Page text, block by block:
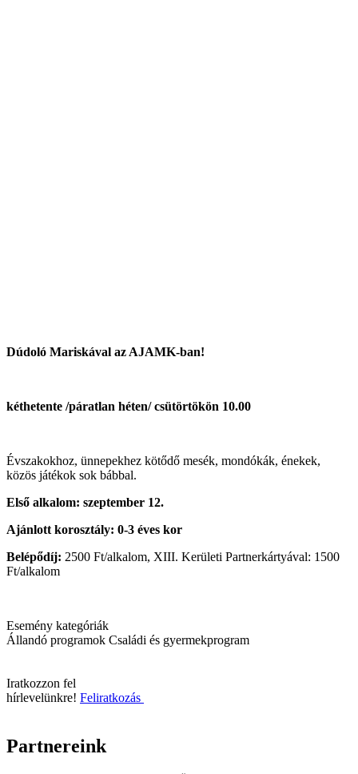
Dúdoló Mariskával az AJAMK-ban!
kéthetente /páratlan héten/ csütörtökön 10.00
Évszakokhoz, ünnepekhez kötődő mesék, mondókák, énekek,
közös játékok sok bábbal.
Első alkalom: szeptember 12.
Ajánlott korosztály: 0-3 éves kor
Belépődíj: 2500 Ft/alkalom, XIII. Kerületi Partnerkártyával: 1500
Ft/alkalom
Esemény kategóriák
Állandó programok Családi és gyermekprogram
Iratkozzon fel
hírlevelünkre! Feliratkozás
Partnereink